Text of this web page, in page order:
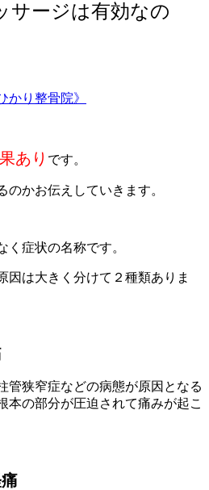
サージは有効なの
かり整骨院》
あり です。
のかお伝えしていきます。
く症状の名称です。
因は大きく分けて２種類ありま
管狭窄症などの病態が原因となる
本の部分が圧迫されて痛みが起こ
痛